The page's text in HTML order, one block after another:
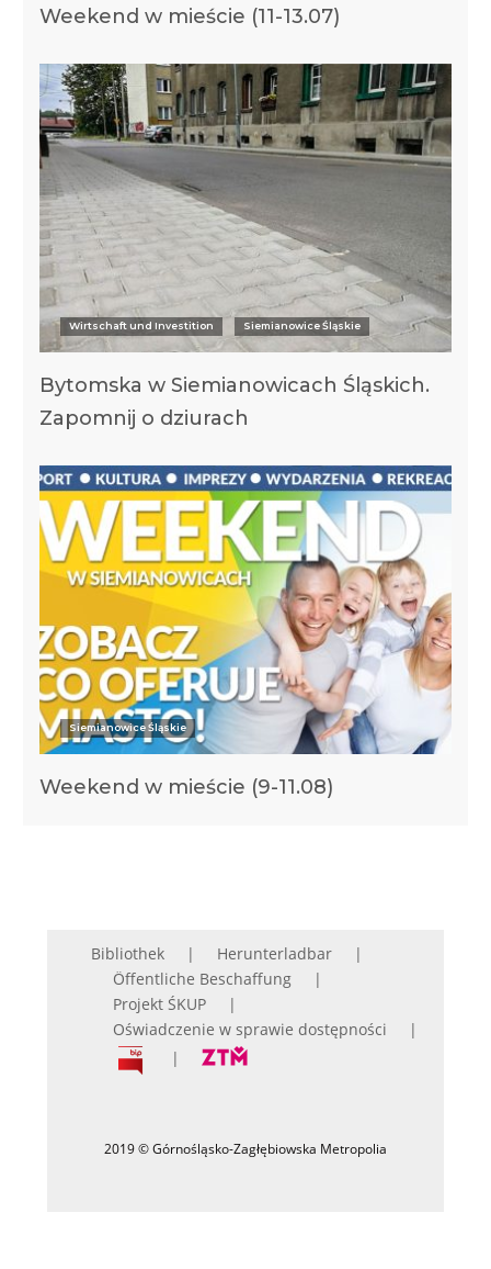
Weekend w mieście (11-13.07)
Wirtschaft und Investition Siemianowice Śląskie
Bytomska w Siemianowicach Śląskich.
Zapomnij o dziurach
Siemianowice Śląskie
Weekend w mieście (9-11.08)
Bibliothek
Herunterladbar
Öffentliche Beschaffung
Projekt ŚKUP
Oświadczenie w sprawie dostępności
2019 © Górnośląsko-Zagłębiowska Metropolia